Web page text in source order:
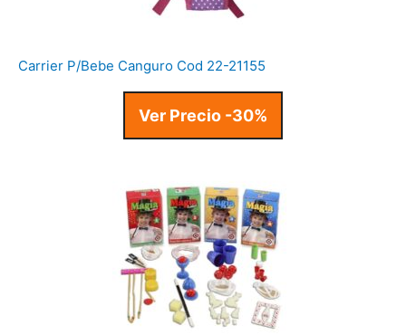
Carrier P/Bebe Canguro Cod 22-21155
Ver Precio -30%